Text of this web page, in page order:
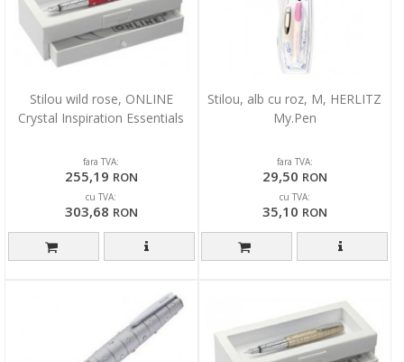
Stilou wild rose, ONLINE
Crystal Inspiration Essentials
fara TVA:
255,19 RON
cu TVA:
303,68 RON
Stilou, alb cu roz, M, HERLITZ
My.Pen
fara TVA:
29,50 RON
cu TVA:
35,10 RON